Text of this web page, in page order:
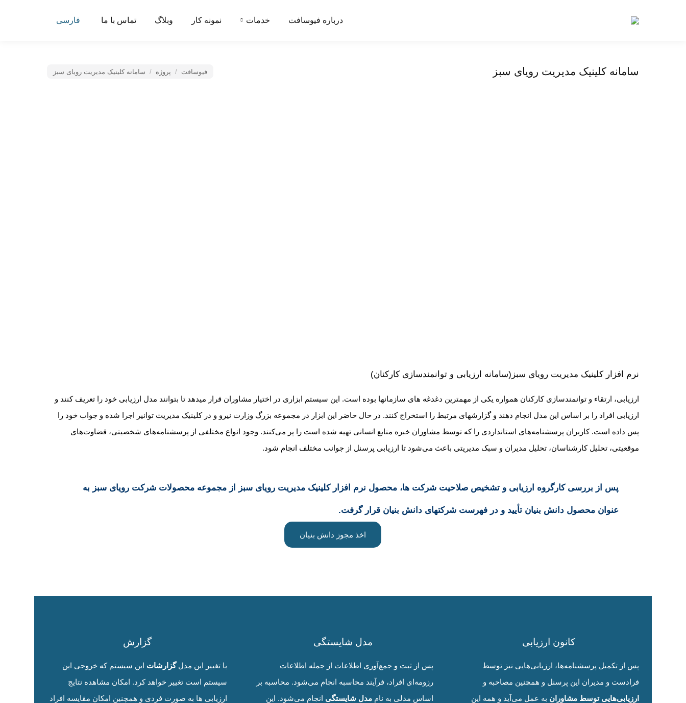
درباره فیوسافت خدمات نمونه کار وبلاگ تماس با ما فارسی
سامانه کلینیک مدیریت رویای سبز مکان شما:
فیوسافت پروژه سامانه کلینیک مدیریت رویای سبز
نرم افزار کلینیک مدیریت رویای سبز(سامانه ارزیابی و توانمندسازی کارکنان)
ارزیابی، ارتقاء و توانمندسازی کارکنان همواره یکی از مهمترین دغدغه های سازمانها بوده است. این سیستم ابزاری در اختیار مشاوران قرار می‎دهد تا بتوانند مدل ارزیابی خود را تعریف کنند و
ارزیابی افراد را بر اساس این مدل انجام دهند و گزارشهای مرتبط را استخراج کنند. در حال حاضر این ابزار در مجموعه بزرگ وزارت نیرو و در کلینیک مدیریت توانیر اجرا شده و جواب خود را
پس داده است.کاربران پرسشنامه‌های استانداردی را که توسط مشاوران خبره منابع انسانی تهیه شده است را پر می‌کنند. وجود انواع مختلفی از پرسشنامه‌های شخصیتی، قضاوت‌های
موقعیتی، تحلیل کارشناسان، تحلیل مدیران و سبک مدیریتی باعث می‌شود تا ارزیابی پرسنل از جوانب مختلف انجام شود.
پس از بررسی کارگروه ارزیابی و تشخیص صلاحیت شرکت ها، محصول نرم افزار کلینیک مدیریت رویای سبز از مجموعه محصولات شرکت رویای سبز به
عنوان محصول دانش بنیان تأیید و در فهرست شرکتهای دانش بنیان قرار گرفت.
اخذ مجوز دانش بنیان
کانون ارزیابی
پس از تکمیل پرسشنامه‌ها، ارزیابی‌هایی نیز توسط
فرادست و مدیران این پرسنل و همچنین مصاحبه و
ارزیابی‌هایی توسط مشاوران به عمل می‌آید و همه این
مدل شایستگی
پس از ثبت و جمع‌آوری اطلاعات از جمله اطلاعات
رزومه‌ای افراد، فرآیند محاسبه انجام می‌شود. محاسبه بر
اساس مدلی به ناممدل شایستگی انجام می‌شود. این
گزارش
با تغییر این مدلگزارشات این سیستم که خروجی این
سیستم است تغییر خواهد کرد. امکان مشاهده نتایج
ارزیابی ها به صورت فردی و همچنین امکان مقایسه افراد